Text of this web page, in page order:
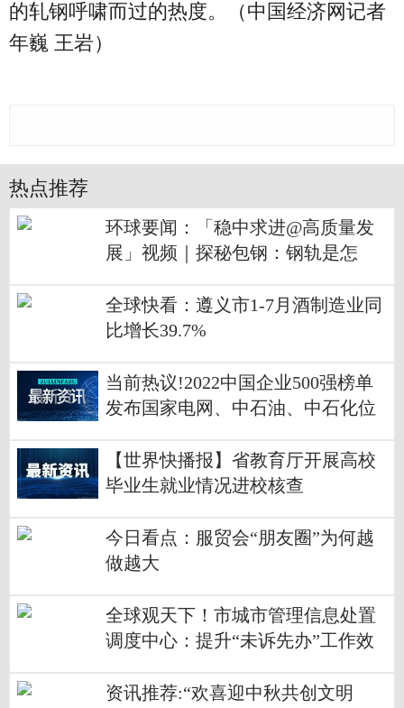
的轧钢呼啸而过的热度。（中国经济网记者
年巍 王岩）
热点推荐
环球要闻：「稳中求进@高质量发
展」视频｜探秘包钢：钢轨是怎
全球快看：遵义市1-7月酒制造业同
比增长39.7%
当前热议!2022中国企业500强榜单
发布国家电网、中石油、中石化位
【世界快播报】省教育厅开展高校
毕业生就业情况进校核查
今日看点：服贸会“朋友圈”为何越
做越大
全球观天下！市城市管理信息处置
调度中心：提升“未诉先办”工作效
资讯推荐:“欢喜迎中秋共创文明